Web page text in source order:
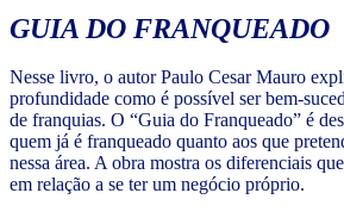
GUIA DO FRANQUEADO
Nesse livro, o autor Paulo Cesar Mauro
profundidade como é possível ser bem-
de franquias. O “Guia do Franqueado” é
quem já é franqueado quanto aos que
nessa área. A obra mostra os diferenciais
em relação a se ter um negócio próprio.